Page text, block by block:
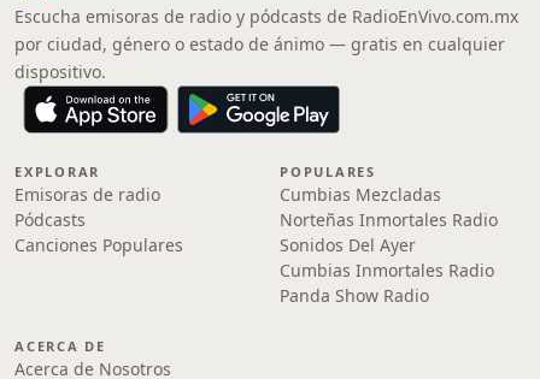
Escucha emisoras de radio y pódcasts de RadioEnVivo.com.mx
por ciudad, género o estado de ánimo — gratis en cualquier
dispositivo.
EXPLORAR
Emisoras de radio
Pódcasts
Canciones Populares
POPULARES
Cumbias Mezcladas
Norteñas Inmortales Radio
Sonidos Del Ayer
Cumbias Inmortales Radio
Panda Show Radio
ACERCA DE
Acerca de Nosotros